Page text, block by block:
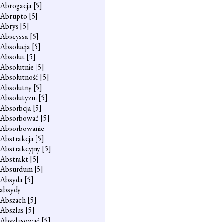
Abrogacja[5]
Abrupto [5]
Abrys [5]
Abscyssa[5]
Absolucja[5]
Absolut[5]
Absolutnie [5]
Absolutność [5]
Absolutny[5]
Absolutyzm[5]
Absorbcja[5]
Absorbować [5]
Absorbowanie
Abstrakcja[5]
Abstrakcyjny[5]
Abstrakt[5]
Absurdum[5]
Absyda[5]
absydy
Abszach[5]
Abszlus [5]